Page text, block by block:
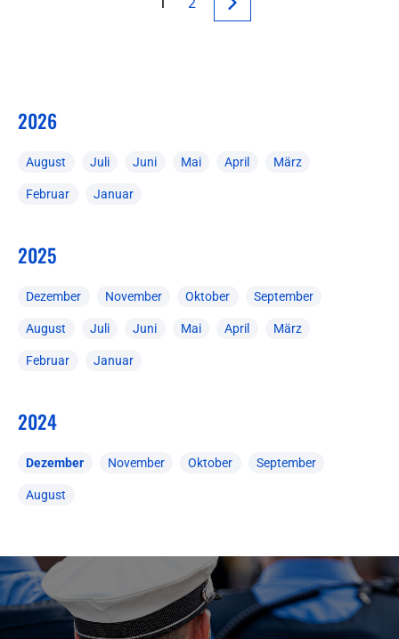
2026
August Juli Juni Mai April März
Februar Januar
2025
Dezember November Oktober September
August Juli Juni Mai April März
Februar Januar
2024
Dezember November Oktober September
August